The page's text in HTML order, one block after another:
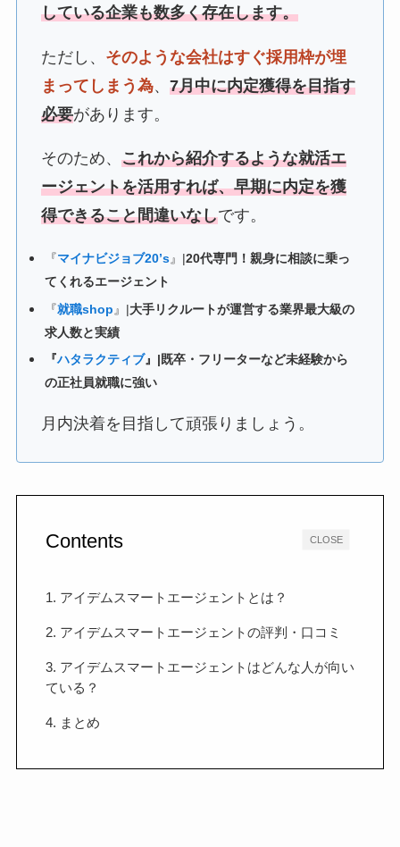
している企業も数多く存在します。
ただし、 そのような会社はすぐ採用枠が埋
まってしまう為、 7月中に内定獲得を目指す
必要があります。
そのため、 これから紹介するような就活エ
ージェントを活用すれば、早期に内定を獲
得できること間違いなしです。
『マイナビジョブ20’s』|20代専門！親身に相談に乗っ
てくれるエージェント
『就職shop 』|大手リクルートが運営する業界最大級の
求人数と実績
『ハタラクティブ』|既卒・フリーターなど未経験から
の正社員就職に強い
月内決着を目指して頑張りましょう。
CLOSE
Contents
1. アイデムスマートエージェントとは？
2. アイデムスマートエージェントの評判・口コミ
3. アイデムスマートエージェントはどんな人が向い
ている？
4. まとめ